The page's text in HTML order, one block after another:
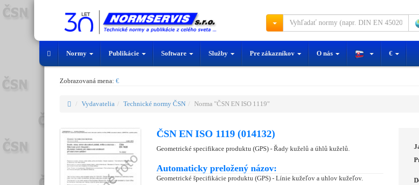
Normy Publikácie Software Služby Pre zákazníkov O nás €
Zobrazovaná mena: €
Vydavatelia Technické normy ČSN Norma "ČSN EN ISO 1119"
ČSN EN ISO 1119 (014132)
Geometrické specifikace produktu (GPS) - Řady kuželů a úhlů kuželů.
Automaticky preložený názov:
Geometrické špecifikácie produktu (GPS) - Línie kužeľov a uhlov kužeľov.